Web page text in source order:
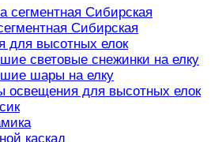
сегментная Сибирская
Сибирская
для высотных елок
световые снежинки на елку
шары на елку
освещения для высотных елок
каскад